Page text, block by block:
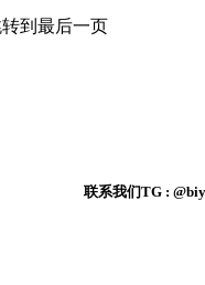
到最后一页
联系我们TG :